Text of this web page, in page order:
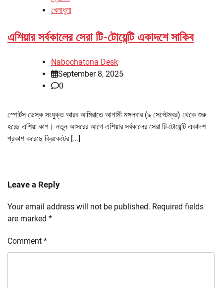
খেলাধুলা
এশিয়ার সর্বকালের সেরা টি-টোয়েন্টি একাদশে সাকিব
Nabochatona Desk
September 8, 2025
0
স্পোর্টস ডেস্ক সংযুক্ত আরব আমিরাতে আগামী মঙ্গলবার (৯ সেপ্টেম্বর) থেকে শুরু
হচ্ছে এশিয়া কাপ। নতুন আসরের আগে এশিয়ার সর্বকালের সেরা টি-টোয়েন্টি একাদশ
প্রকাশ করেছে ক্রিকেটের […]
Leave a Reply
Your email address will not be published. Required fields
are marked *
Comment *